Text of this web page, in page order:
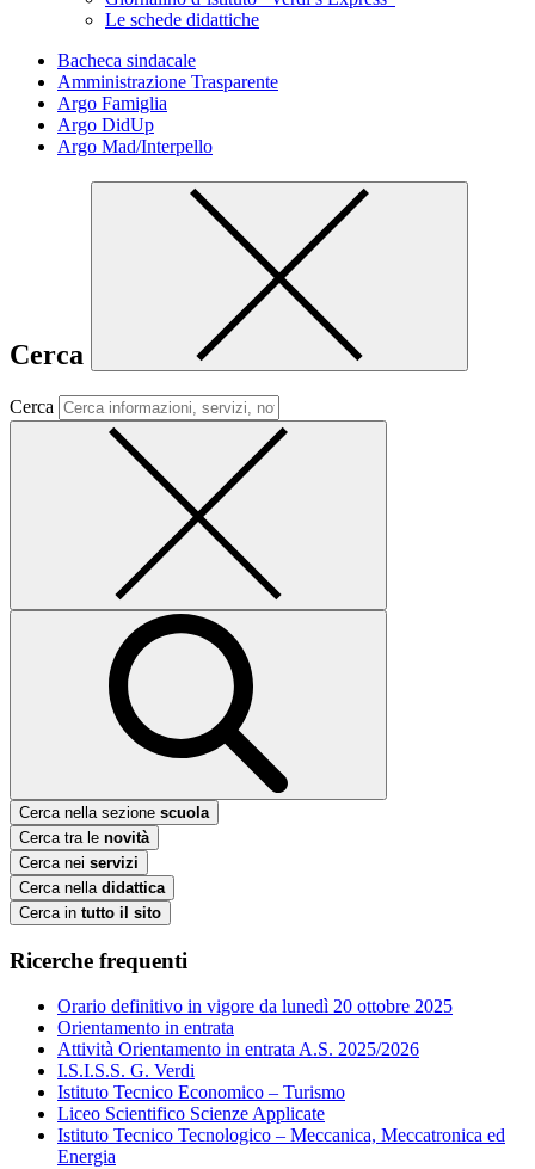
Le schede didattiche
Bacheca sindacale
Amministrazione Trasparente
Argo Famiglia
Argo DidUp
Argo Mad/Interpello
Cerca
Cerca
Cerca nella sezione scuola
Cerca tra le novità
Cerca nei servizi
Cerca nella didattica
Cerca in tutto il sito
Ricerche frequenti
Orario definitivo in vigore da lunedì 20 ottobre 2025
Orientamento in entrata
Attività Orientamento in entrata A.S. 2025/2026
I.S.I.S.S. G. Verdi
Istituto Tecnico Economico – Turismo
Liceo Scientifico Scienze Applicate
Istituto Tecnico Tecnologico – Meccanica, Meccatronica ed
Energia